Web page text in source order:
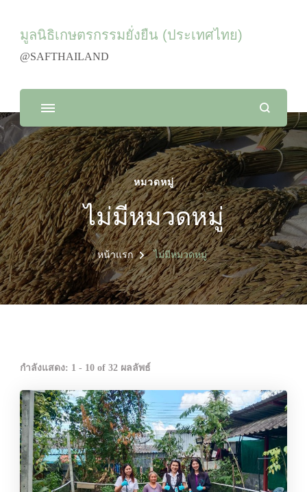
มูลนิธิเกษตรกรรมยั่งยืน (ประเทศไทย)
@SAFTHAILAND
หมวดหมู่
ไม่มีหมวดหมู่
หน้าแรก ไม่มีหมวดหมู่
กำลังแสดง: 1 - 10 of 32 ผลลัพธ์